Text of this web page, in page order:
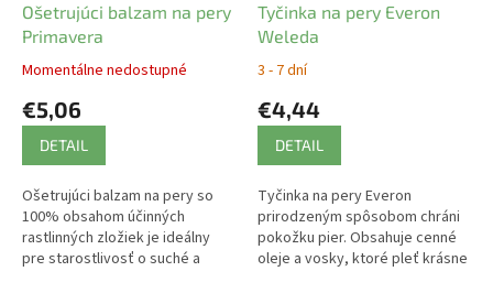
Ošetrujúci balzam na pery
Primavera
Momentálne nedostupné
€5,06
DETAIL
Ošetrujúci balzam na pery so
100% obsahom účinných
rastlinných zložiek je ideálny
pre starostlivosť o suché a
Tyčinka na pery Everon
Weleda
3 - 7 dní
€4,44
DETAIL
Tyčinka na pery Everon
prirodzeným spôsobom chráni
pokožku pier. Obsahuje cenné
oleje a vosky, ktoré pleť krásne